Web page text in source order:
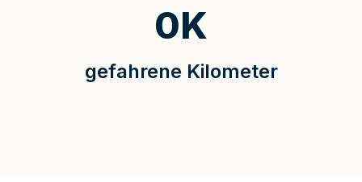
gefahrene Kilometer
0K